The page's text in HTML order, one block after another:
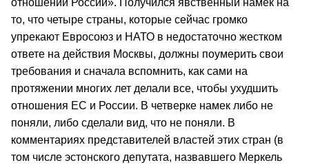
отношении России». Получился явственный намек на
то, что четыре страны, которые сейчас громко
упрекают Евросоюз и НАТО в недостаточно жестком
ответе на действия Москвы, должны поумерить свои
требования и сначала вспомнить, как сами на
протяжении многих лет делали все, чтобы ухудшить
отношения ЕС и России. В четверке намек либо не
поняли, либо сделали вид, что не поняли. В
комментариях представителей властей этих стран (в
том числе эстонского депутата, назвавшего Меркель